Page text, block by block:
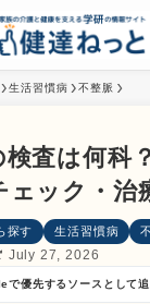
生活習慣病 不整脈
査は何科
ェック・治
探す 生活習慣病
July 27, 2026
で優先するソースとして